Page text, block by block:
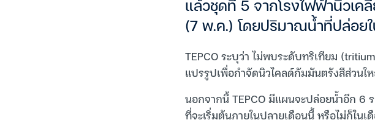
แล้วชุดที่ 5 จากโรงไฟฟ้านิวเค
(7 พ.ค.) โดยปริมาณน้ำที่ปล่อย
TEPCO ระบุว่า ไม่พบระดับทริเทียม
แปรรูปเพื่อกำจัดนิวไคลด์กัมมันตรังสีส่วน
นอกจากนี้ TEPCO มีแผนจะปล่อยน้ำอีก 6
ที่จะเริ่มต้นภายในปลายเดือนนี้ หรือไม่ก็ในเ